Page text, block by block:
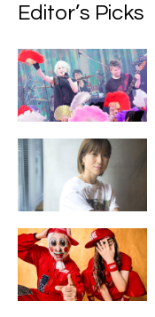
Editor’s Picks